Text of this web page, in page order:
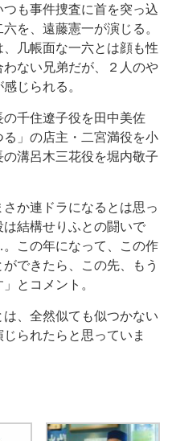
も事件捜査に首を突っ込
を、遠藤憲一が演じる。
几帳面な一六とは顔も性
ない兄弟だが、２人のや
じられる。
千住遼子役を田中美佐
」の店主・二宮満役を小
溝呂木三花役を堀内敬子
か連ドラになるとは思っ
結構せりふとの闘いで
この年になって、この作
できたら、この先、もう
とコメント。
、全然似ても似つかない
られたらと思っていま